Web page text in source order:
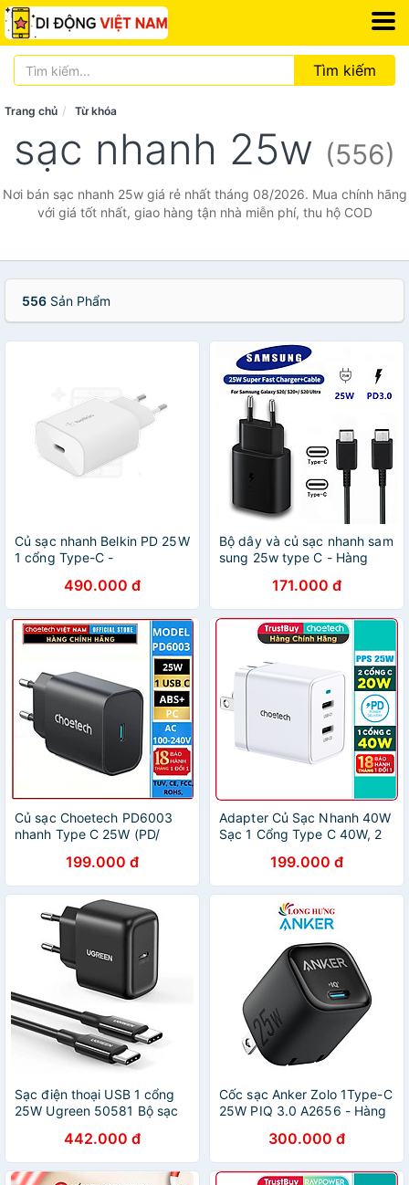
Tìm kiếm
Trang chủ Từ khóa
sạc nhanh 25w (556)
Nơi bán sạc nhanh 25w giá rẻ nhất tháng 08/2026. Mua chính hãng
với giá tốt nhất, giao hàng tận nhà miễn phí, thu hộ COD
556 Sản Phẩm
Củ sạc nhanh Belkin PD 25W
1 cổng Type-C -
490.000 đ
Bộ dây và củ sạc nhanh sam
sung 25w type C - Hàng
171.000 đ
Củ sạc Choetech PD6003
nhanh Type C 25W (PD/
Cable) - Hàng chính hãng
199.000 đ
Adapter Củ Sạc Nhanh 40W
Sạc 1 Cổng Type C 40W, 2
25W, QC3.0 18W
CHOETECH Q5006 Sạc
Nhanh iPhone 15, iPhone,
Samsung, iPad - Hàng Chính
199.000 đ
Sạc điện thoại USB 1 cổng
25W Ugreen 50581 Bộ sạc
Type C chân cắm tròn
CD250 - HÀNG CHÍNH
HÃNG
442.000 đ
Cốc sạc Anker Zolo 1Type-C
25W PIQ 3.0 A2656 - Hàng
300.000 đ